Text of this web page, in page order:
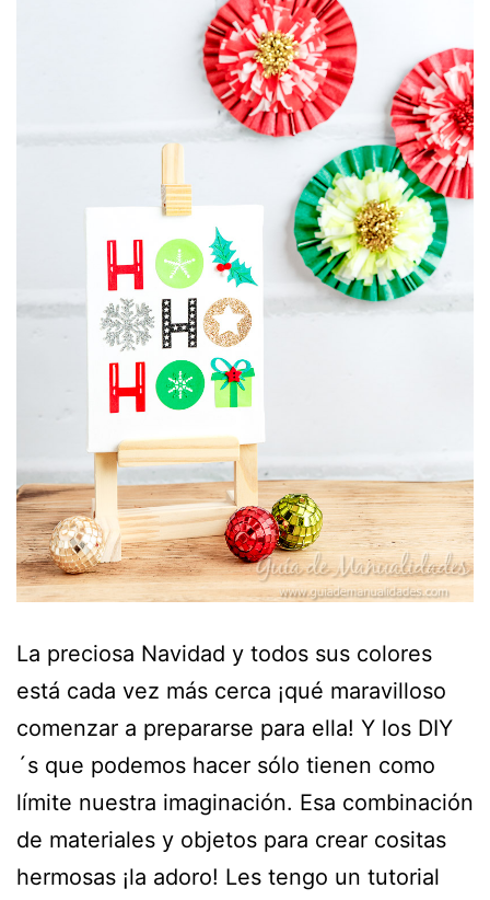
La preciosa Navidad y todos sus colores
está cada vez más cerca ¡qué maravilloso
comenzar a prepararse para ella! Y los DIY
´s que podemos hacer sólo tienen como
límite nuestra imaginación. Esa combinación
de materiales y objetos para crear cositas
hermosas ¡la adoro! Les tengo un tutorial